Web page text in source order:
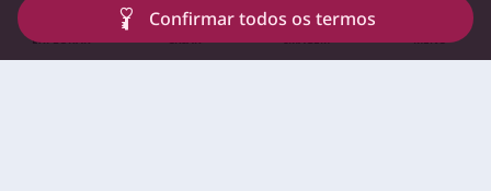
EXPLORAR CRIAR IMAGEM MENU
Confirmar todos os termos